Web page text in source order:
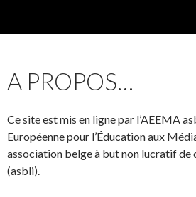
A PROPOS…
Ce site est mis en ligne par l’AEEMA
Européenne pour l’Éducation aux
association belge à but non lucratif
(asbli).